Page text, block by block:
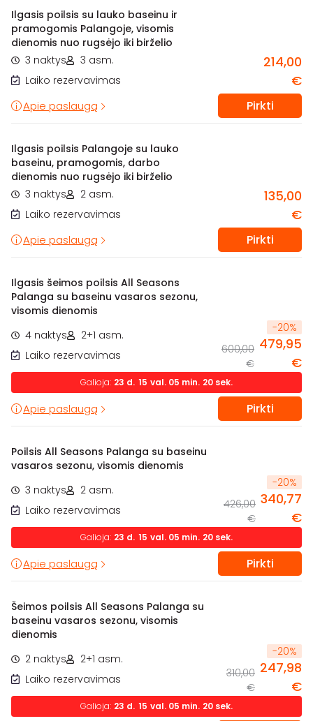
Ilgasis poilsis su lauko baseinu ir
pramogomis Palangoje, visomis
dienomis nuo rugsėjo iki birželio
3 naktys
3 asm.
Laiko rezervavimas
214,00
€
Apie paslaugą Pirkti
Ilgasis poilsis Palangoje su lauko
baseinu, pramogomis, darbo
dienomis nuo rugsėjo iki birželio
3 naktys
2 asm.
Laiko rezervavimas
135,00
€
Apie paslaugą Pirkti
Ilgasis šeimos poilsis All Seasons
Palanga su baseinu vasaros sezonu,
visomis dienomis
4 naktys
2+1 asm.
Laiko rezervavimas
-20%
600,00
€
479,95
€
Galioja: 23 d. 15 val. 05 min. 19 sek.
Apie paslaugą Pirkti
Poilsis All Seasons Palanga su baseinu
vasaros sezonu, visomis dienomis
3 naktys
2 asm.
Laiko rezervavimas
-20%
426,00
€
340,77
€
Galioja: 23 d. 15 val. 05 min. 19 sek.
Apie paslaugą Pirkti
Šeimos poilsis All Seasons Palanga su
baseinu vasaros sezonu, visomis
dienomis
2 naktys
2+1 asm.
Laiko rezervavimas
-20%
310,00
€
247,98
€
Galioja: 23 d. 15 val. 05 min. 19 sek.